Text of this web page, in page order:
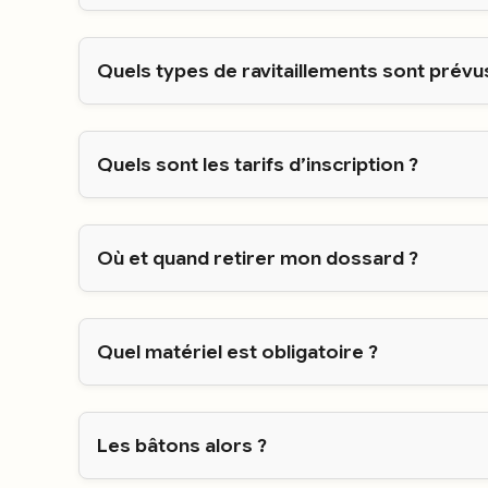
Quels types de ravitaillements sont
Quels sont les tarifs d’inscription ?
Où et quand retirer mon dossard ?
Quel matériel est obligatoire ?
Les bâtons alors ?